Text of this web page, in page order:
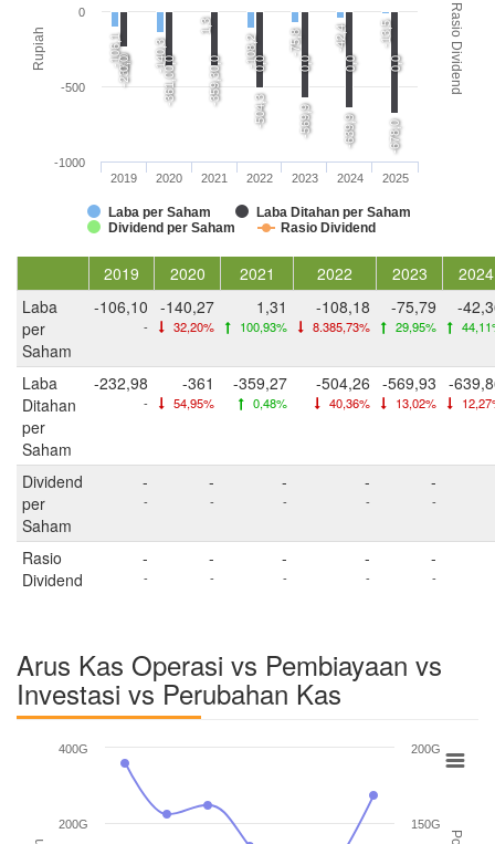
Rupiah Rasio Dividend
-106,1 -140,3
1,3
-108,2 -75,8 -42,4 -13,5
-233,0
-361,0 -359,3
-504,3 -569,9 -639,9 -678,0
0,0 0,0 0,0 0,0 0,0 0,0 0,0
Laba per Saham
Laba Ditahan per Saham
Dividend per Saham
Rasio Dividend
2019 2020 2021 2022 2023 2024 2025
-1000
-500
0
2019 2020 2021 2022 2023
2024
Laba
per
Saham
-106,10
-
-140,27
32,20%
1,31
100,93%
-108,18
8.385,73%
-75,79
29,95%
-
Laba
Ditahan
per
Saham
-232,98
-
-361
54,95%
-359,27
0,48%
-504,26
40,36%
-569,93
13,02%
-
Dividend
per
Saham
-
-
-
-
-
-
-
-
-
-
Rasio
Dividend
-
-
-
-
-
-
-
-
-
-
Arus Kas Operasi vs Pembiayaan vs
Investasi vs Perubahan Kas
200G
400G
150G
200G